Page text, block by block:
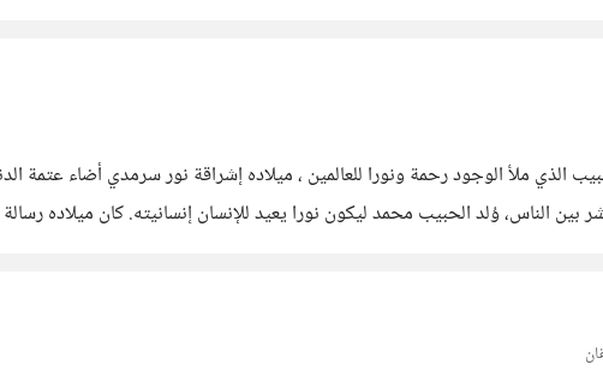
الذي ملأ الوجود رحمة ونورا للعالمين ، ميلاده إشراقة نور سرمدي أضاء عتمة
الناس، وُلد الحبيب محمد ليكون نورا يعيد للإنسان إنسانيته. كان ميلاده